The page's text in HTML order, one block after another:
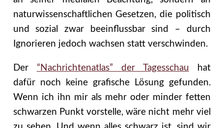
naturwissenschaftlichen Gesetzen, die politisch
und sozial zwar beeinflussbar sind – durch
Ignorieren jedoch wachsen statt verschwinden.
Der “Nachrichtenatlas” der Tagesschau hat
dafür noch keine grafische Lösung gefunden.
Wenn ich ihn mir als mehr oder minder fetten
schwarzen Punkt vorstelle, wäre nicht mehr viel